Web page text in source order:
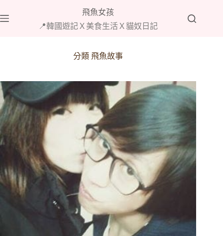
至
飛魚女孩
📍韓國遊記Ｘ美食生活Ｘ貓奴日記
分類 飛魚故事